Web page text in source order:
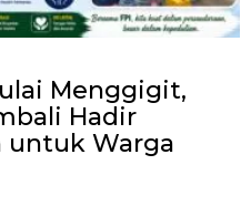
Menggigit,
Hadir
untuk Warga